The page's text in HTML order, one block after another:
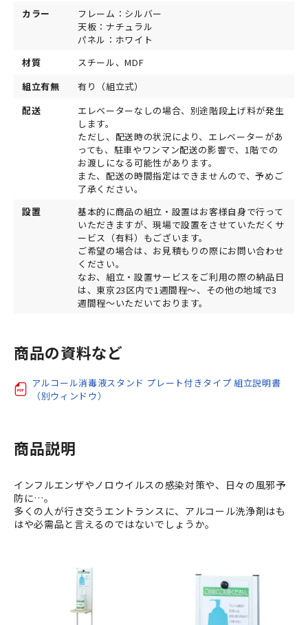
カラー
フレーム：シルバー
天板：ナチュラル
パネル：ホワイト
材質
スチール、MDF
組立有無
有り（組立式）
配送
エレベーターなしの場合、別途階段上げ料が発生
します。
ただし、配送時の状況により、エレベーターがあ
っても、駐車やワンマン配送の影響で、1階での
お渡しになる可能性があります。
また、配送の時間指定はできませんので、予めご
了承ください。
設置
基本的に商品の組立・設置はお客様自身で行って
いただきますが、現場で設置をさせていただくサ
ービス（有料）もございます。
ご希望の場合は、お見積もりの際にお問い合わせ
ください。
なお、組立・設置サービスをご利用の際の納品日
は、東京23区内で1週間程～、その他の地域で3
週間程～いただいております。
商品の資料など
アルコール消毒液スタンド プレート付きタイプ 組立説明書
（別ウィンドウ）
商品説明
インフルエンザやノロウイルスの感染対策や、日々の風邪予
防に…。
多くの人が行き交うエントランスに、アルコール洗浄剤はも
はや必需品と言えるのではないでしょうか。